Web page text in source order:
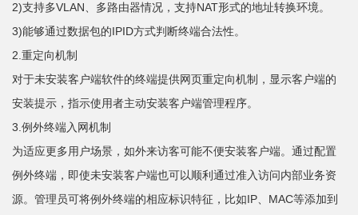
2)支持多VLAN、多路由器情况，支持NAT形式的地址转换环境。
3)能够通过数据包的IPID方式判断终端合法性。
2.重定向机制
对于未安装客户端软件的终端提供网页重定向机制，显示客户端的
安装提示，指示使用者主动安装客户端管理程序。
3.例外终端入网机制
为适应更多用户场景，如外来访客可能不便安装客户端。通过配置
例外终端，即使未安装客户端也可以顺利通过准入访问内部业务资
源。管理员可将例外终端的相应标识特征，比如IP、MAC等添加到